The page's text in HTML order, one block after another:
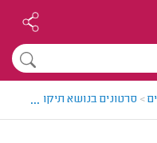
> סרטונים בנושא תיקוני...